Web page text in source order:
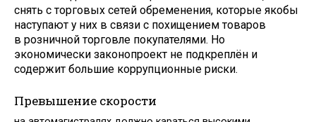
снять с торговых сетей обременения, которые якобы
наступают у них в связи с похищением товаров
в розничной торговле покупателями. Но
экономически законопроект не подкреплён и
содержит большие коррупционные риски.
Превышение скорости